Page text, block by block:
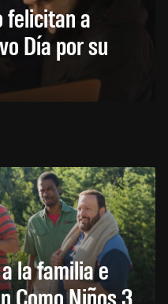
felicitan a
Día por su
la familia e
Como Niños 3